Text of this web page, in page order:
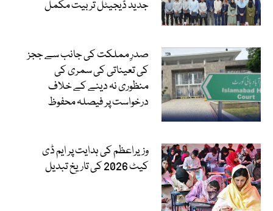
جدید ڈیجیٹل تربیت مکمل
صدرِ مملکت کی جانب سے ججز
کی تعیناتی کی سمری کی
منظوری نہ دینے کے خلاف
درخواست پر فیصلہ محفوظ
وزیراعظم کی ہدایت پر ایم ڈی
کیٹ 2026 کی تاریخ تبدیل